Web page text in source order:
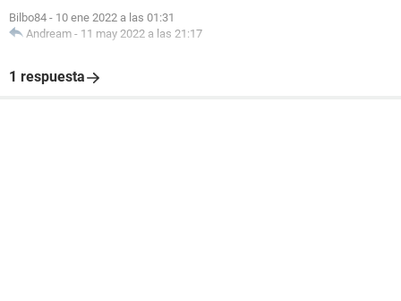
Bilbo84 - 10 ene 2022 a las 01:31
Andream - 11 may 2022 a las 21:17
1 respuesta